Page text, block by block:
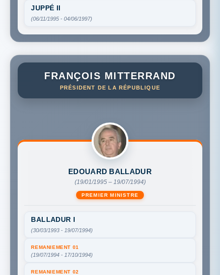
JUPPÉ II
(06/11/1995 - 04/06/1997)
FRANÇOIS MITTERRAND
PRÉSIDENT DE LA RÉPUBLIQUE
EDOUARD BALLADUR
(19/01/1995 – 19/07/1994)
PREMIER MINISTRE
BALLADUR I
(30/03/1993 - 19/07/1994)
REMANIEMENT 01
(19/07/1994 - 17/10/1994)
REMANIEMENT 02